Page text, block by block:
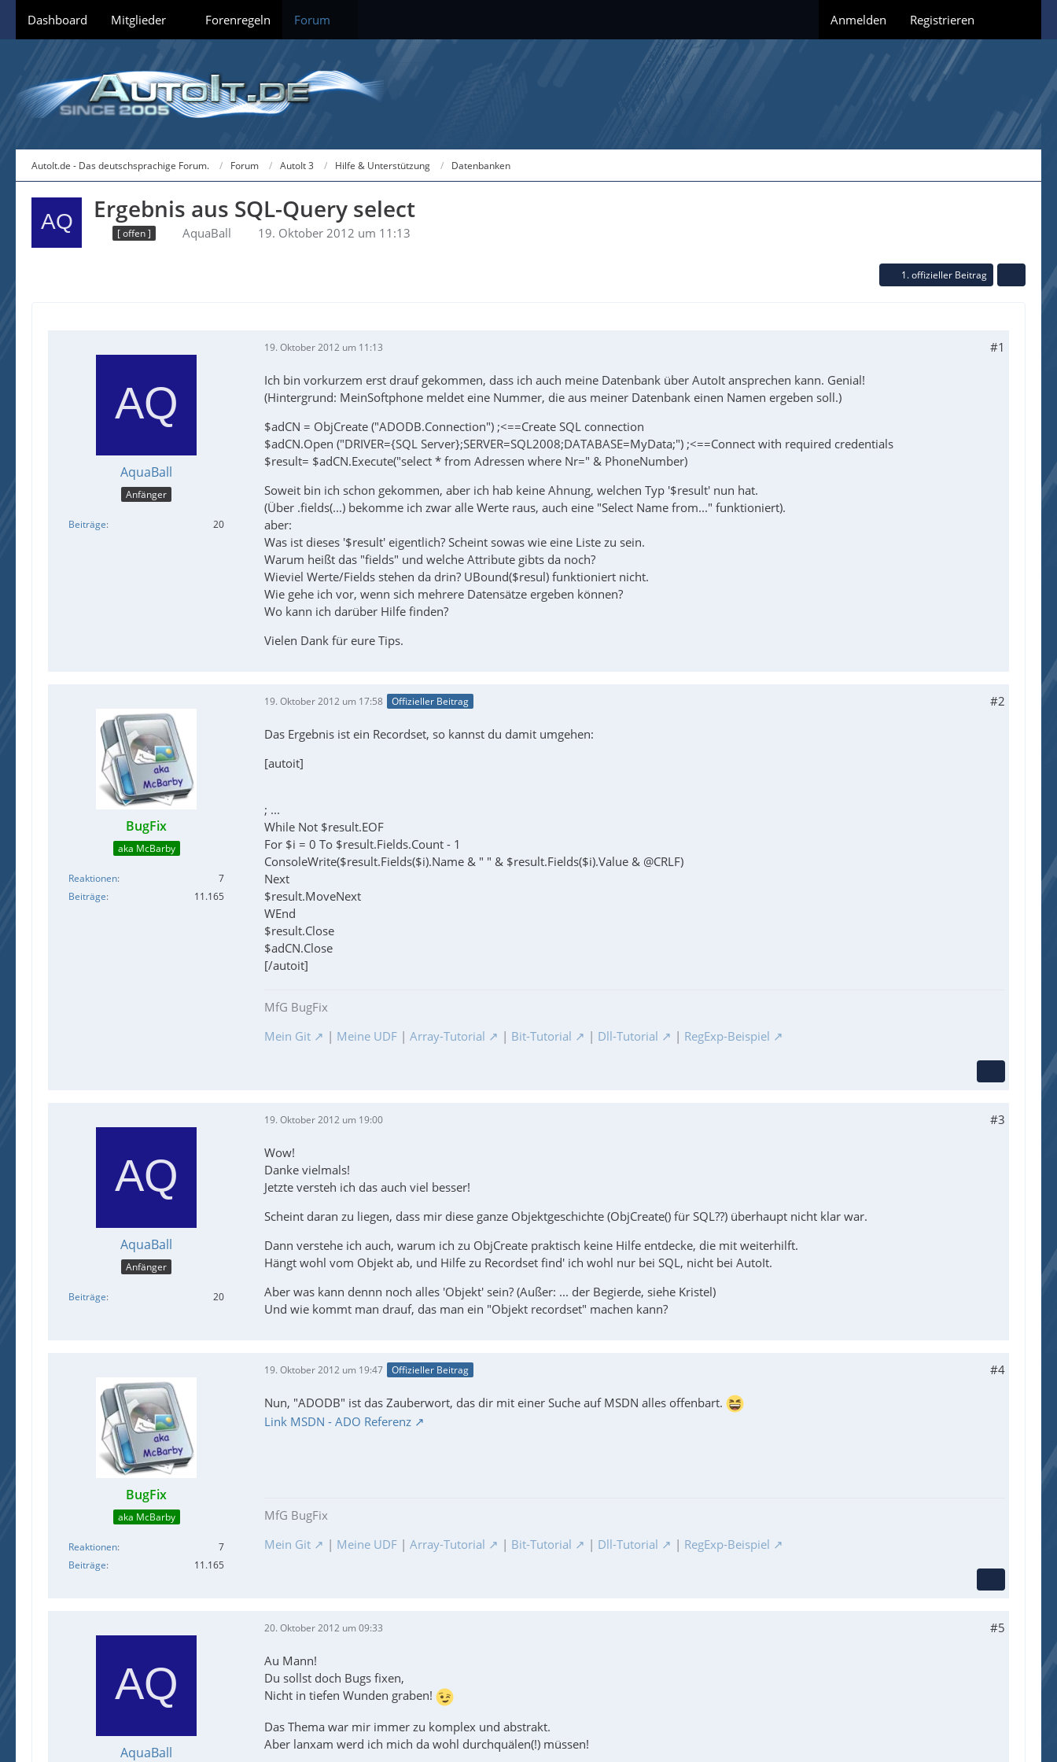
Dashboard Mitglieder Forenregeln Forum Anmelden Registrieren
AutoIt.de - Das deutschsprachige Forum. Forum AutoIt 3 Hilfe & Unterstützung Datenbanken
Ergebnis aus SQL-Query select
[ offen ] AquaBall 19. Oktober 2012 um 11:13
1. offizieller Beitrag
AquaBall
Anfänger
Beiträge 20
19. Oktober 2012 um 11:13 #1
Ich bin vorkurzem erst drauf gekommen, dass ich auch meine Datenbank über AutoIt ansprechen kann. Genial!
(Hintergrund: MeinSoftphone meldet eine Nummer, die aus meiner Datenbank einen Namen ergeben soll.)
$adCN = ObjCreate ("ADODB.Connection") ;<==Create SQL connection
$adCN.Open ("DRIVER={SQL Server};SERVER=SQL2008;DATABASE=MyData;") ;<==Connect with required credentials
$result= $adCN.Execute("select * from Adressen where Nr=" & PhoneNumber)
Soweit bin ich schon gekommen, aber ich hab keine Ahnung, welchen Typ '$result' nun hat.
(Über .fields(...) bekomme ich zwar alle Werte raus, auch eine "Select Name from..." funktioniert).
aber:
Was ist dieses '$result' eigentlich? Scheint sowas wie eine Liste zu sein.
Warum heißt das "fields" und welche Attribute gibts da noch?
Wieviel Werte/Fields stehen da drin? UBound($resul) funktioniert nicht.
Wie gehe ich vor, wenn sich mehrere Datensätze ergeben können?
Wo kann ich darüber Hilfe finden?
Vielen Dank für eure Tips.
BugFix
aka McBarby
Reaktionen
7
Beiträge
11.165
19. Oktober 2012 um 17:58 Offizieller Beitrag #2
Das Ergebnis ist ein Recordset, so kannst du damit umgehen:
[autoit]
; ...
While Not $result.EOF
For $i = 0 To $result.Fields.Count - 1
ConsoleWrite($result.Fields($i).Name & " " & $result.Fields($i).Value & @CRLF)
Next
$result.MoveNext
WEnd
$result.Close
$adCN.Close
[/autoit]
MfG BugFix
Mein Git
| Meine UDF | Array-Tutorial | Bit-Tutorial | Dll-Tutorial | RegExp-Beispiel
AquaBall
Anfänger
Beiträge 20
19. Oktober 2012 um 19:00 #3
Wow!
Danke vielmals!
Jetzte versteh ich das auch viel besser!
Scheint daran zu liegen, dass mir diese ganze Objektgeschichte (ObjCreate() für SQL??) überhaupt nicht klar war.
Dann verstehe ich auch, warum ich zu ObjCreate praktisch keine Hilfe entdecke, die mit weiterhilft.
Hängt wohl vom Objekt ab, und Hilfe zu Recordset find' ich wohl nur bei SQL, nicht bei AutoIt.
Aber was kann dennn noch alles 'Objekt' sein? (Außer: ... der Begierde, siehe Kristel)
Und wie kommt man drauf, das man ein "Objekt recordset" machen kann?
BugFix
aka McBarby
Reaktionen
7
Beiträge
11.165
19. Oktober 2012 um 19:47 Offizieller Beitrag #4
Nun, "ADODB" ist das Zauberwort, das dir mit einer Suche auf MSDN alles offenbart.
Link MSDN - ADO Referenz
MfG BugFix
Mein Git
| Meine UDF | Array-Tutorial | Bit-Tutorial | Dll-Tutorial | RegExp-Beispiel
AquaBall
20. Oktober 2012 um 09:33 #5
Au Mann!
Du sollst doch Bugs fixen,
Nicht in tiefen Wunden graben!
Das Thema war mir immer zu komplex und abstrakt.
Aber lanxam werd ich mich da wohl durchquälen(!) müssen!